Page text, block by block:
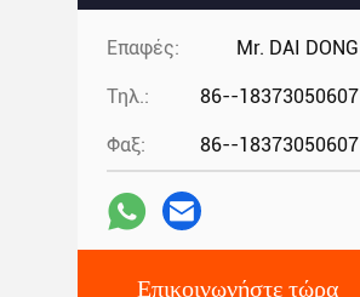
Επαφές: Mr. DAI DONG
Τηλ.: 86--18373050607
Φαξ: 86--18373050607
Επικοινωνήστε τώρα